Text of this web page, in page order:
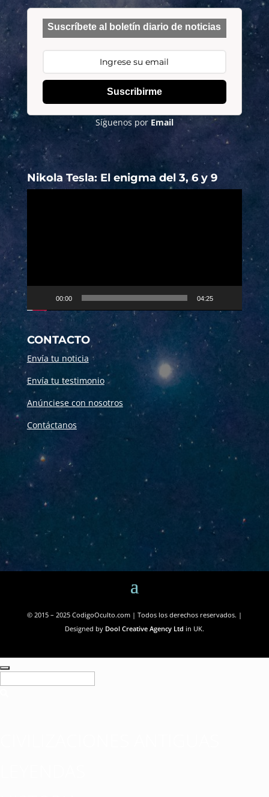
Suscríbete al boletín diario de noticias
Suscribirme
Síguenos por Email
Nikola Tesla: El enigma del 3, 6 y 9
00:00 04:25
CONTACTO
Envía tu noticia
Envía tu testimonio
Anúnciese con nosotros
Contáctanos
© 2015 – 2025 CodigoOculto.com | Todos los derechos reservados. |
Designed by Dool Creative Agency Ltd in UK.